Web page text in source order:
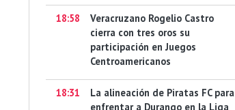
18:58
Veracruzano Rogelio Castro
cierra con tres oros su
participación en Juegos
Centroamericanos
18:31
La alineación de Piratas FC para
enfrentar a Durango en la Liga